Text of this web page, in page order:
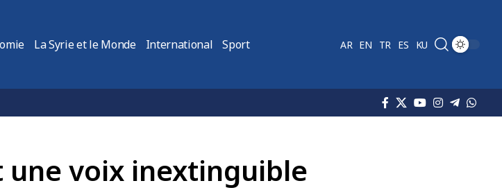
La Syrie et le Monde International Sport AR EN TR ES KU
une voix inextinguible